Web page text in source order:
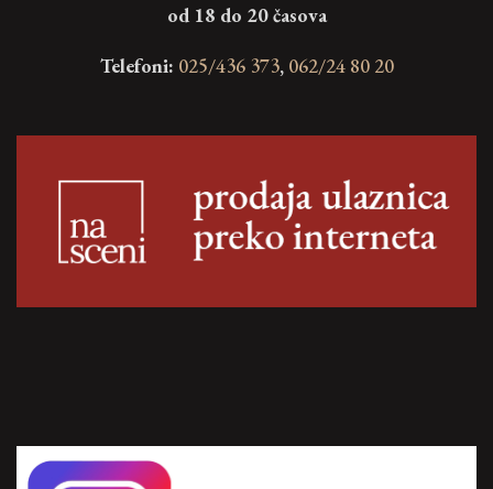
od 18 do 20 časova
Telefoni: 025/436 373, 062/24 80 20